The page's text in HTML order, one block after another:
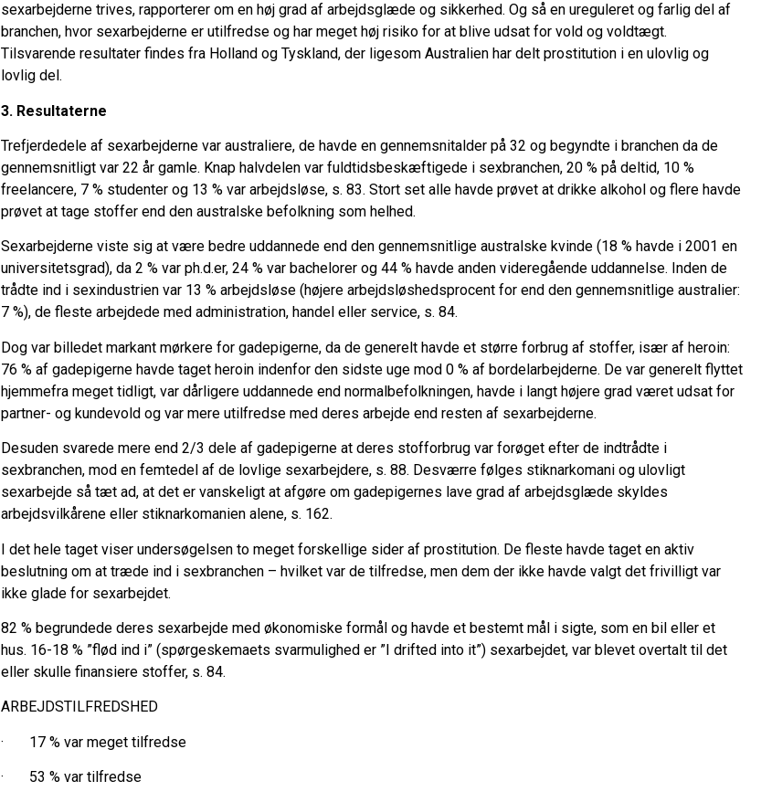
sexarbejderne trives, rapporterer om en høj grad af arbejdsglæde og sikkerhed. Og så en ureguleret og farlig del af
branchen, hvor sexarbejderne er utilfredse og har meget høj risiko for at blive udsat for vold og voldtægt.
Tilsvarende resultater findes fra Holland og Tyskland, der ligesom Australien har delt prostitution i en ulovlig og
lovlig del.
3. Resultaterne
Trefjerdedele af sexarbejderne var australiere, de havde en gennemsnitalder på 32 og begyndte i branchen da de
gennemsnitligt var 22 år gamle. Knap halvdelen var fuldtidsbeskæftigede i sexbranchen, 20 % på deltid, 10 %
freelancere, 7 % studenter og 13 % var arbejdsløse, s. 83. Stort set alle havde prøvet at drikke alkohol og flere havde
prøvet at tage stoffer end den australske befolkning som helhed.
Sexarbejderne viste sig at være bedre uddannede end den gennemsnitlige australske kvinde (18 % havde i 2001 en
universitetsgrad), da 2 % var ph.d.er, 24 % var bachelorer og 44 % havde anden videregående uddannelse. Inden de
trådte ind i sexindustrien var 13 % arbejdsløse (højere arbejdsløshedsprocent for end den gennemsnitlige australier:
7 %), de fleste arbejdede med administration, handel eller service, s. 84.
Dog var billedet markant mørkere for gadepigerne, da de generelt havde et større forbrug af stoffer, især af heroin:
76 % af gadepigerne havde taget heroin indenfor den sidste uge mod 0 % af bordelarbejderne. De var generelt flyttet
hjemmefra meget tidligt, var dårligere uddannede end normalbefolkningen, havde i langt højere grad været udsat for
partner- og kundevold og var mere utilfredse med deres arbejde end resten af sexarbejderne.
Desuden svarede mere end 2/3 dele af gadepigerne at deres stofforbrug var forøget efter de indtrådte i
sexbranchen, mod en femtedel af de lovlige sexarbejdere, s. 88. Desværre følges stiknarkomani og ulovligt
sexarbejde så tæt ad, at det er vanskeligt at afgøre om gadepigernes lave grad af arbejdsglæde skyldes
arbejdsvilkårene eller stiknarkomanien alene, s. 162.
I det hele taget viser undersøgelsen to meget forskellige sider af prostitution. De fleste havde taget en aktiv
beslutning om at træde ind i sexbranchen – hvilket var de tilfredse, men dem der ikke havde valgt det frivilligt var
ikke glade for sexarbejdet.
82 % begrundede deres sexarbejde med økonomiske formål og havde et bestemt mål i sigte, som en bil eller et
hus. 16-18 % ”flød ind i” (spørgeskemaets svarmulighed er ”I drifted into it”) sexarbejdet, var blevet overtalt til det
eller skulle finansiere stoffer, s. 84.
ARBEJDSTILFREDSHED
· 17 % var meget tilfredse
· 53 % var tilfredse